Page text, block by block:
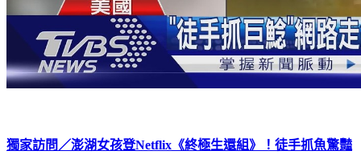
獨家訪問／澎湖女孩登Netflix《終極生還組》！徒手抓魚驚豔